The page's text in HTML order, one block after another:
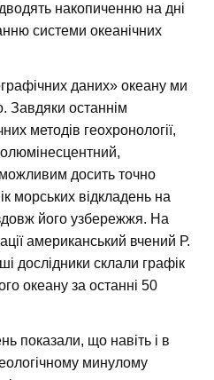
накопиченню на дні
системи океанічних
даних» океану ми
Завдяки останнім
методів геохронології,
досить точно
морських відкладень на
його узбережжя. На
американський вчений Р.
дослідники склали графік
океану за останні 50
показали, що навіть і в
минулому